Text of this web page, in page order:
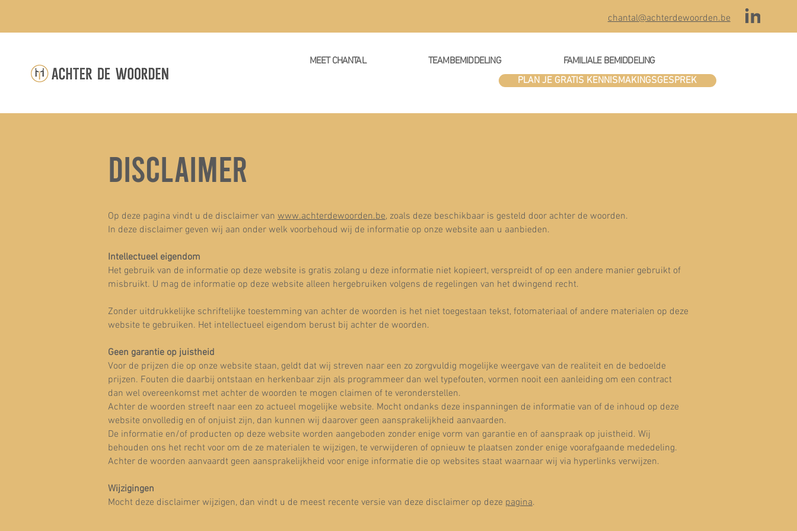
chantal@achterdewoorden.be
MEET CHANTAL TEAMBEMIDDELING
FAMILIALE BEMIDDELING
PLAN JE GRATIS KENNISMAKINGSGESPREK
DISCLAIMER
Op deze pagina vindt u de disclaimer van www.achterdewoorden.be, zoals deze beschikbaar is gesteld door achter de woorden.
In deze disclaimer geven wij aan onder welk voorbehoud wij de informatie op onze website aan u aanbieden.
Intellectueel eigendom
Het gebruik van de informatie op deze website is gratis zolang u deze informatie niet kopieert, verspreidt of op een andere manier gebruikt of
misbruikt. U mag de informatie op deze website alleen hergebruiken volgens de regelingen van het dwingend recht.
Zonder uitdrukkelijke schriftelijke toestemming van achter de woorden is het niet toegestaan tekst, fotomateriaal of andere materialen op deze
website te gebruiken. Het intellectueel eigendom berust bij achter de woorden.
Geen garantie op juistheid
Voor de prijzen die op onze website staan, geldt dat wij streven naar een zo zorgvuldig mogelijke weergave van de realiteit en de bedoelde
prijzen. Fouten die daarbij ontstaan en herkenbaar zijn als programmeer dan wel typefouten, vormen nooit een aanleiding om een contract
dan wel overeenkomst met achter de woorden te mogen claimen of te veronderstellen.
Achter de woorden streeft naar een zo actueel mogelijke website. Mocht ondanks deze inspanningen de informatie van of de inhoud op deze
website onvolledig en of onjuist zijn, dan kunnen wij daarover geen aansprakelijkheid aanvaarden.
De informatie en/of producten op deze website worden aangeboden zonder enige vorm van garantie en of aanspraak op juistheid. Wij
behouden ons het recht voor om de ze materialen te wijzigen, te verwijderen of opnieuw te plaatsen zonder enige voorafgaande mededeling.
Achter de woorden aanvaardt geen aansprakelijkheid voor enige informatie die op websites staat waarnaar wij via hyperlinks verwijzen.
Wijzigingen
Mocht deze disclaimer wijzigen, dan vindt u de meest recente versie van deze disclaimer op deze pagina.